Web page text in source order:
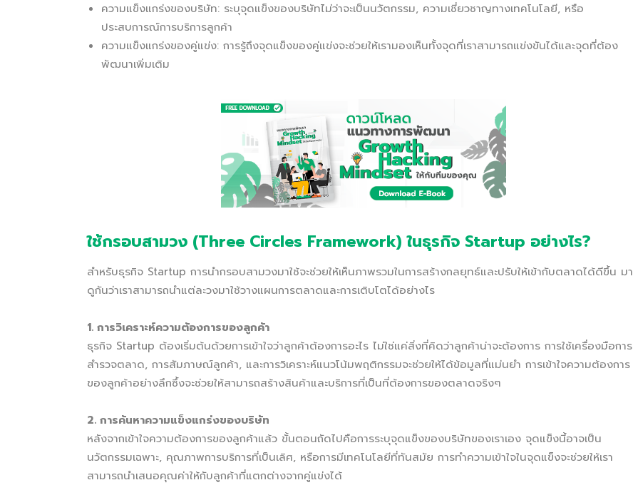
ความแข็งแกร่งของบริษัท: ระบุจุดแข็งของบริษัทไม่ว่าจะเป็นนวัตกรรม, ความเชี่ยวชาญทางเทคโนโลยี, หรือ
ประสบการณ์การบริการลูกค้า
ความแข็งแกร่งของคู่แข่ง: การรู้ถึงจุดแข็งของคู่แข่งจะช่วยให้เรามองเห็นทั้งจุดที่เราสามารถแข่งขันได้และจุดที่ต้อง
พัฒนาเพิ่มเติม
ใช้กรอบสามวง (Three Circles Framework) ในธุรกิจ Startup อย่างไร?
สำหรับธุรกิจ Startup การนำกรอบสามวงมาใช้จะช่วยให้เห็นภาพรวมในการสร้างกลยุทธ์และปรับให้เข้ากับตลาดได้ดีขึ้น มา
ดูกันว่าเราสามารถนำแต่ละวงมาใช้วางแผนการตลาดและการเติบโตได้อย่างไร
1. การวิเคราะห์ความต้องการของลูกค้า
ธุรกิจ Startup ต้องเริ่มต้นด้วยการเข้าใจว่าลูกค้าต้องการอะไร ไม่ใช่แค่สิ่งที่คิดว่าลูกค้าน่าจะต้องการ การใช้เครื่องมือการ
สำรวจตลาด, การสัมภาษณ์ลูกค้า, และการวิเคราะห์แนวโน้มพฤติกรรมจะช่วยให้ได้ข้อมูลที่แม่นยำ การเข้าใจความต้องการ
ของลูกค้าอย่างลึกซึ้งจะช่วยให้สามารถสร้างสินค้าและบริการที่เป็นที่ต้องการของตลาดจริงๆ
2. การค้นหาความแข็งแกร่งของบริษัท
หลังจากเข้าใจความต้องการของลูกค้าแล้ว ขั้นตอนถัดไปคือการระบุจุดแข็งของบริษัทของเราเอง จุดแข็งนี้อาจเป็น
นวัตกรรมเฉพาะ, คุณภาพการบริการที่เป็นเลิศ, หรือการมีเทคโนโลยีที่ทันสมัย การทำความเข้าใจในจุดแข็งจะช่วยให้เรา
สามารถนำเสนอคุณค่าให้กับลูกค้าที่แตกต่างจากคู่แข่งได้